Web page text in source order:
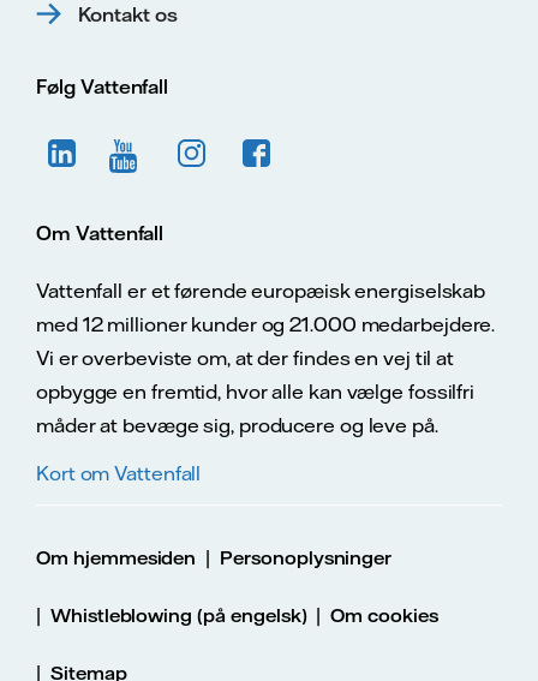
Kontakt os
Følg Vattenfall
Om Vattenfall
Vattenfall er et førende europæisk energiselskab
med 12 millioner kunder og 21.000 medarbejdere.
Vi er overbeviste om, at der findes en vej til at
opbygge en fremtid, hvor alle kan vælge fossilfri
måder at bevæge sig, producere og leve på.
Kort om Vattenfall
Om hjemmesiden | Personoplysninger
| Whistleblowing (på engelsk)|Om cookies
| Sitemap